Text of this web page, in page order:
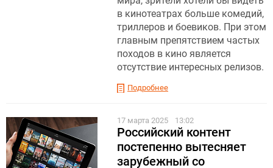
в кинотеатрах больше комедий,
триллеров и боевиков. При этом
главным препятствием частых
походов в кино является
отсутствие интересных релизов.
Подробнее
17 марта 2025 13:02
Российский контент
постепенно вытесняет
зарубежный со